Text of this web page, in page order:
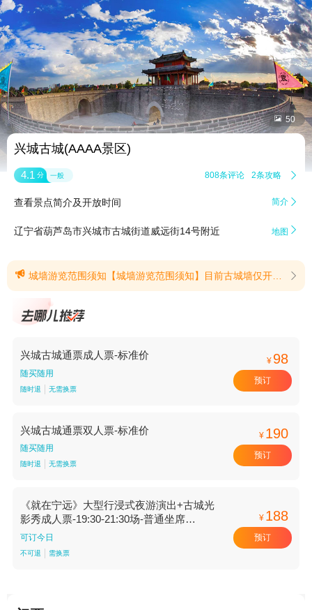
 50
兴城古城(AAAA景区)
4.1 分 一般 808条评论 2条攻略 
查看景点简介及开放时间 简介 
辽宁省葫芦岛市兴城市古城街道威远街14号附近 地图 
 城墙游览范围须知【城墙游览范围须知】目前古城墙仅开放南门区域约四分之一段，其余墙体因文物保护相关要求暂未贯通，暂不支持绕城全程游览。景区已在游览沿线设置清晰指引标识，我们将持续推进设施完善，不断优化游览环境。(提示有效期2026/5/9至2026/8/9) 
兴城古城通票成人票-标准价
随买随用
随时退 无需换票
¥ 98
预订
兴城古城通票双人票-标准价
随买随用
随时退 无需换票
¥ 190
预订
《就在宁远》大型行浸式夜游演出+古城光
影秀成人票-19:30-21:30场-普通坐席
【19:30-21:30场 普通坐席】
可订今日
不可退 需换票
¥ 188
预订
